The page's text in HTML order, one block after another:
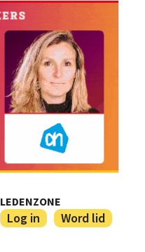
LEDENZONE
Log in Word lid